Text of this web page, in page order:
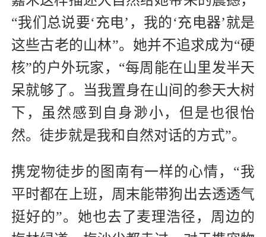
“我们总说要‘充电’，我的‘充电器’就是
这些古老的山林”。她并不追求成为“硬
核”的户外玩家，“每周能在山里发半天
呆就够了。当我置身在山间的参天大树
下，虽然感到自身渺小，但是也很怡
然。徒步就是我和自然对话的方式”。
携宠物徒步的图南有一样的心情，“我
平时都在上班，周末能带狗出去透透气
挺好的”。她也去了麦理浩径，周边的